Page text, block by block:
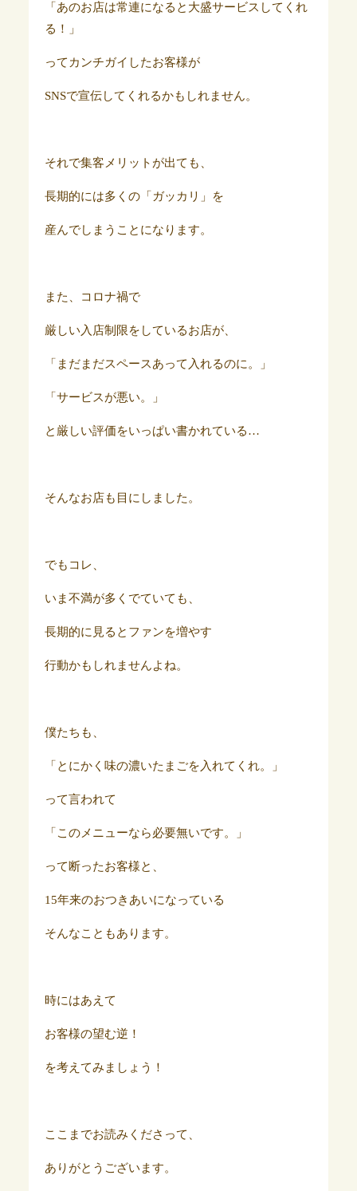
「あのお店は常連になると大盛サービスしてくれ
る！」
ってカンチガイしたお客様が
SNSで宣伝してくれるかもしれません。
それで集客メリットが出ても、
長期的には多くの「ガッカリ」を
産んでしまうことになります。
また、コロナ禍で
厳しい入店制限をしているお店が、
「まだまだスペースあって入れるのに。」
「サービスが悪い。」
と厳しい評価をいっぱい書かれている…
そんなお店も目にしました。
でもコレ、
いま不満が多くでていても、
長期的に見るとファンを増やす
行動かもしれませんよね。
僕たちも、
「とにかく味の濃いたまごを入れてくれ。」
って言われて
「このメニューなら必要無いです。」
って断ったお客様と、
15年来のおつきあいになっている
そんなこともあります。
時にはあえて
お客様の望む逆！
を考えてみましょう！
ここまでお読みくださって、
ありがとうございます。